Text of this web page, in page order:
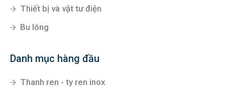
Thiết bị và vật tư điện
Bu lông
Danh mục hàng đầu
Thanh ren - ty ren inox